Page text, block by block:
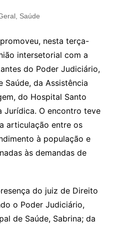
, Saúde
nesta terça-
intersetorial com a
do Poder Judiciário,
Saúde, da Assistência
do Hospital Santo
Jurídica. O encontro teve
articulação entre os
à população e
às demandas de
do juiz de Direito
o Poder Judiciário,
de Saúde, Sabrina; da